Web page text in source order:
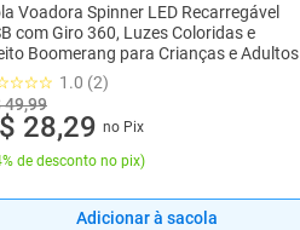
Voadora Spinner LED Recarregável
com Giro 360, Luzes Coloridas e
Boomerang para Crianças e Adultos
1.0 (2)
49,99
28,29 no Pix
de desconto no pix)
Adicionar à sacola